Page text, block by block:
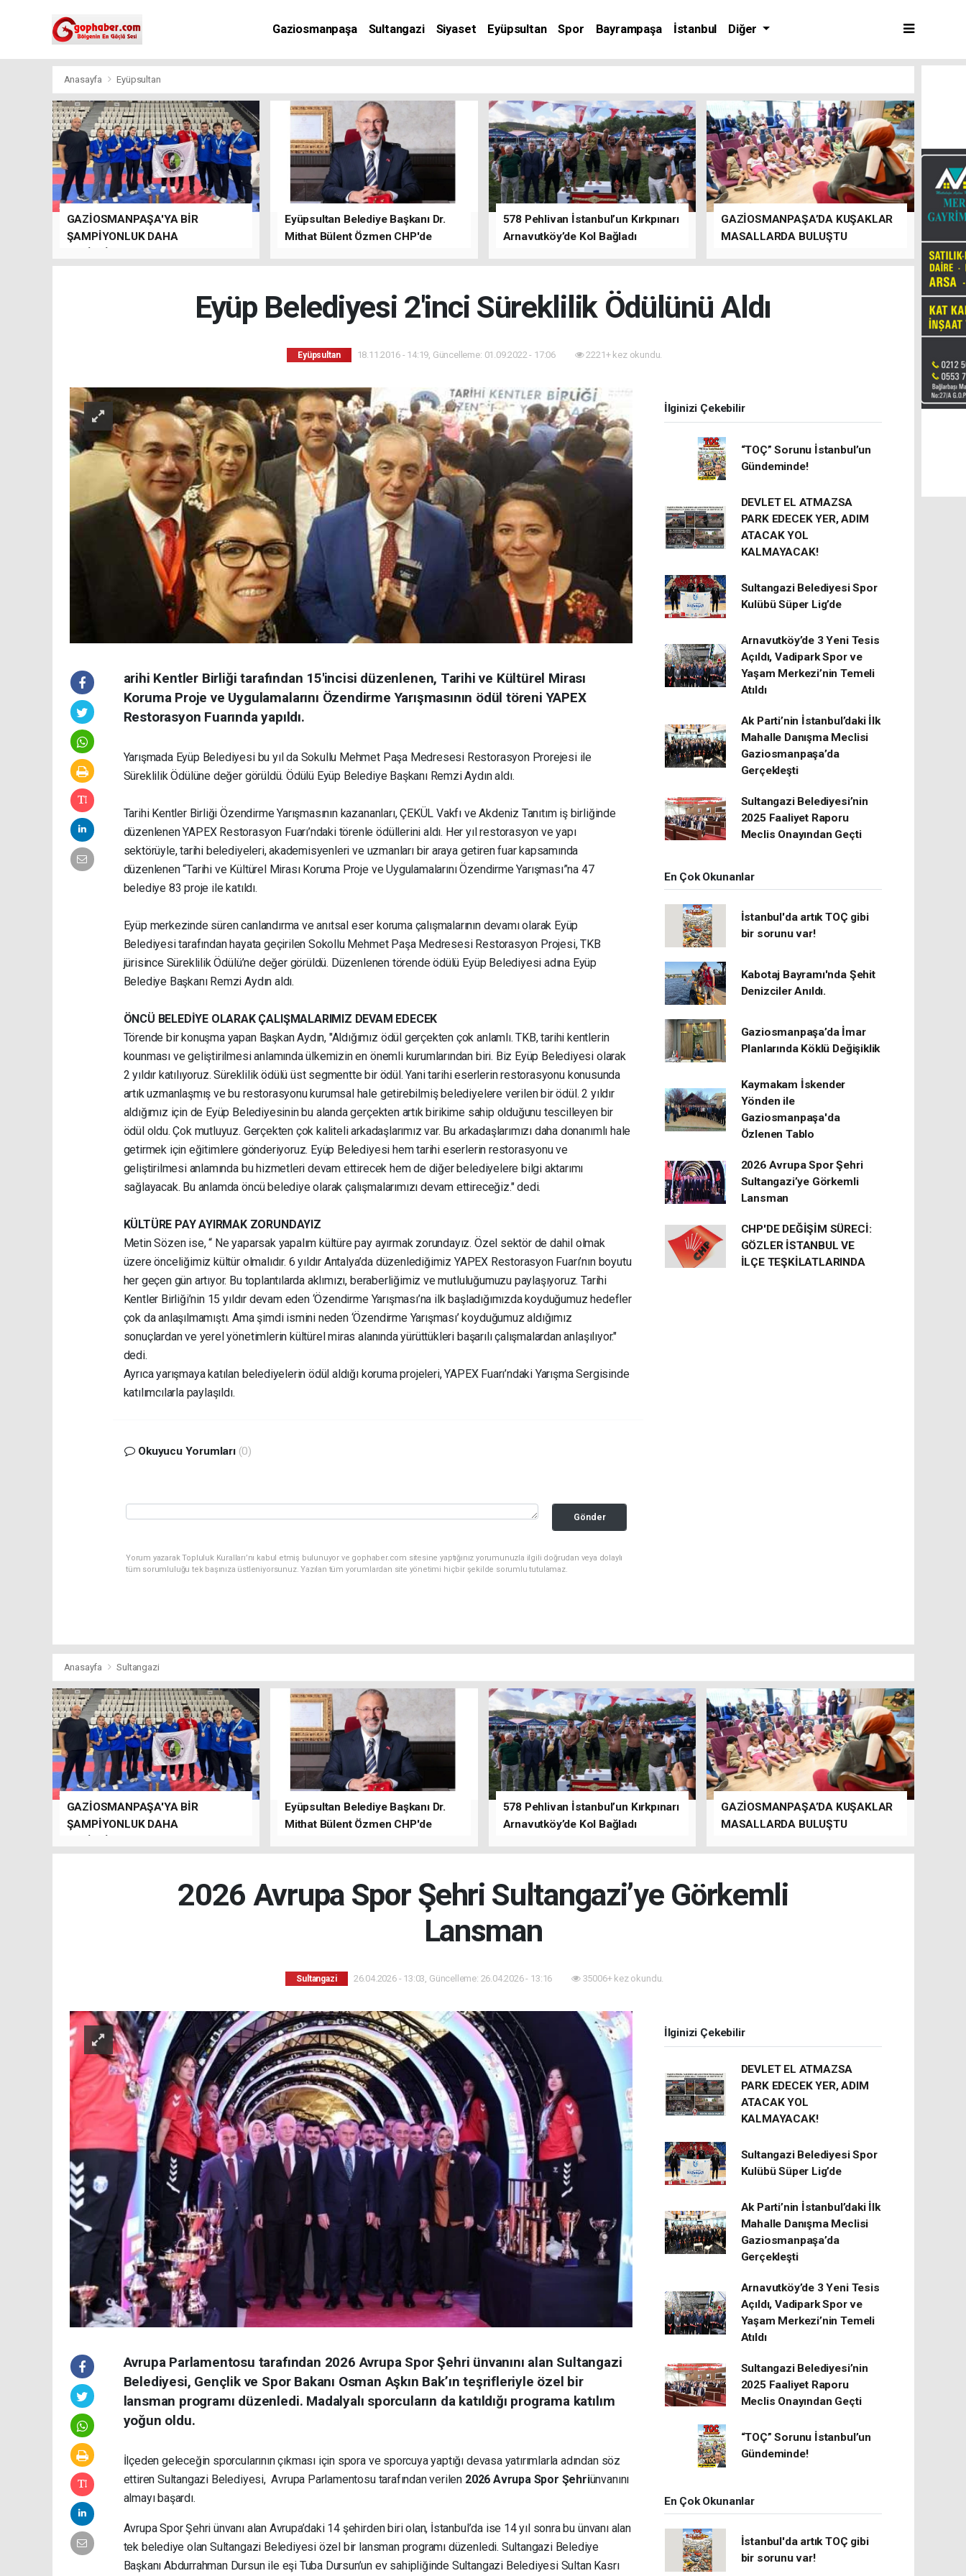
Gaziosmanpaşa Sultangazi Siyaset Eyüpsultan Spor Bayrampaşa İstanbul Diğer
Anasayfa Eyüpsultan
GAZİOSMANPAŞA'YA BİR
ŞAMPİYONLUK DAHA
Eyüpsultan Belediye Başkanı Dr.
Mithat Bülent Özmen CHP'de
578 Pehlivan İstanbul’un Kırkpınarı
Arnavutköy’de Kol Bağladı
GAZİOSMANPAŞA’DA KUŞAKLAR
MASALLARDA BULUŞTU
Eyüp Belediyesi 2'inci Süreklilik Ödülünü Aldı
Eyüpsultan 18.11.2016 - 14:19, Güncelleme: 01.09.2022 - 17:06 2221+ kez okundu.
arihi Kentler Birliği tarafından 15'incisi düzenlenen, Tarihi ve Kültürel Mirası
Koruma Proje ve Uygulamalarını Özendirme Yarışmasının ödül töreni YAPEX
Restorasyon Fuarında yapıldı.
Yarışmada Eyüp Belediyesi bu yıl da Sokullu Mehmet Paşa Medresesi Restorasyon Prorejesi ile
Süreklilik Ödülüne değer görüldü. Ödülü Eyüp Belediye Başkanı Remzi Aydın aldı.
Tarihi Kentler Birliği Özendirme Yarışmasının kazananları, ÇEKÜL Vakfı ve Akdeniz Tanıtım iş birliğinde
düzenlenen YAPEX Restorasyon Fuarı’ndaki törenle ödüllerini aldı. Her yıl restorasyon ve yapı
sektörüyle, tarihi belediyeleri, akademisyenleri ve uzmanları bir araya getiren fuar kapsamında
düzenlenen “Tarihi ve Kültürel Mirası Koruma Proje ve Uygulamalarını Özendirme Yarışması”na 47
belediye 83 proje ile katıldı.
Eyüp merkezinde süren canlandırma ve anıtsal eser koruma çalışmalarının devamı olarak Eyüp
Belediyesi tarafından hayata geçirilen Sokollu Mehmet Paşa Medresesi Restorasyon Projesi, TKB
jürisince Süreklilik Ödülü’ne değer görüldü. Düzenlenen törende ödülü Eyüp Belediyesi adına Eyüp
Belediye Başkanı Remzi Aydın aldı.
ÖNCÜ BELEDİYE OLARAK ÇALIŞMALARIMIZ DEVAM EDECEK
Törende bir konuşma yapan Başkan Aydın, "Aldığımız ödül gerçekten çok anlamlı. TKB, tarihi kentlerin
kounması ve geliştirilmesi anlamında ülkemizin en önemli kurumlarından biri. Biz Eyüp Belediyesi olarak
2 yıldır katılıyoruz. Süreklilik ödülü üst segmentte bir ödül. Yani tarihi eserlerin restorasyonu konusunda
artık uzmanlaşmış ve bu restorasyonu kurumsal hale getirebilmiş belediyelere verilen bir ödül. 2 yıldır
aldığımız için de Eyüp Belediyesinin bu alanda gerçekten artık birikime sahip olduğunu tescilleyen bir
ödül oldu. Çok mutluyuz. Gerçekten çok kaliteli arkadaşlarımız var. Bu arkadaşlarımızı daha donanımlı hale
getirmek için eğitimlere gönderiyoruz. Eyüp Belediyesi hem tarihi eserlerin restorasyonu ve
geliştirilmesi anlamında bu hizmetleri devam ettirecek hem de diğer belediyelere bilgi aktarımı
sağlayacak. Bu anlamda öncü belediye olarak çalışmalarımızı devam ettireceğiz." dedi.
KÜLTÜRE PAY AYIRMAK ZORUNDAYIZ
Metin Sözen ise, “ Ne yaparsak yapalım kültüre pay ayırmak zorundayız. Özel sektör de dahil olmak
üzere önceliğimiz kültür olmalıdır. 6 yıldır Antalya’da düzenlediğimiz YAPEX Restorasyon Fuarı’nın boyutu
her geçen gün artıyor. Bu toplantılarda aklımızı, beraberliğimiz ve mutluluğumuzu paylaşıyoruz. Tarihi
Kentler Birliği’nin 15 yıldır devam eden ‘Özendirme Yarışması’na ilk başladığımızda koyduğumuz hedefler
çok da anlaşılmamıştı. Ama şimdi ismini neden ‘Özendirme Yarışması’ koyduğumuz aldığımız
sonuçlardan ve yerel yönetimlerin kültürel miras alanında yürüttükleri başarılı çalışmalardan anlaşılıyor."
dedi.
Ayrıca yarışmaya katılan belediyelerin ödül aldığı koruma projeleri, YAPEX Fuarı’ndaki Yarışma Sergisinde
katılımcılarla paylaşıldı.
Okuyucu Yorumları (0)
Gönder
Yorum yazarak Topluluk Kuralları’nı kabul etmiş bulunuyor ve gophaber.com sitesine yaptığınız yorumunuzla ilgili doğrudan veya dolaylı
tüm sorumluluğu tek başınıza üstleniyorsunuz. Yazılan tüm yorumlardan site yönetimi hiçbir şekilde sorumlu tutulamaz.
İlginizi Çekebilir
“TOÇ” Sorunu İstanbul’un
Gündeminde!
DEVLET EL ATMAZSA
PARK EDECEK YER, ADIM
ATACAK YOL
KALMAYACAK!
Sultangazi Belediyesi Spor
Kulübü Süper Lig’de
Arnavutköy’de 3 Yeni Tesis
Açıldı, Vadipark Spor ve
Yaşam Merkezi’nin Temeli
Atıldı
Ak Parti’nin İstanbul’daki İlk
Mahalle Danışma Meclisi
Gaziosmanpaşa’da
Gerçekleşti
Sultangazi Belediyesi’nin
2025 Faaliyet Raporu
Meclis Onayından Geçti
En Çok Okunanlar
İstanbul'da artık TOÇ gibi
bir sorunu var!
Kabotaj Bayramı'nda Şehit
Denizciler Anıldı.
Gaziosmanpaşa’da İmar
Planlarında Köklü Değişiklik
Kaymakam İskender
Yönden ile
Gaziosmanpaşa'da
Özlenen Tablo
2026 Avrupa Spor Şehri
Sultangazi’ye Görkemli
Lansman
CHP'DE DEĞİŞİM SÜRECİ:
GÖZLER İSTANBUL VE
İLÇE TEŞKİLATLARINDA
Anasayfa Sultangazi
GAZİOSMANPAŞA'YA BİR
ŞAMPİYONLUK DAHA
Eyüpsultan Belediye Başkanı Dr.
Mithat Bülent Özmen CHP'de
578 Pehlivan İstanbul’un Kırkpınarı
Arnavutköy’de Kol Bağladı
GAZİOSMANPAŞA’DA KUŞAKLAR
MASALLARDA BULUŞTU
2026 Avrupa Spor Şehri Sultangazi’ye Görkemli
Lansman
Sultangazi 26.04.2026 - 13:03, Güncelleme: 26.04.2026 - 13:16 35006+ kez okundu.
Avrupa Parlamentosu tarafından 2026 Avrupa Spor Şehri ünvanını alan Sultangazi
Belediyesi, Gençlik ve Spor Bakanı Osman Aşkın Bak’ın teşrifleriyle özel bir
lansman programı düzenledi. Madalyalı sporcuların da katıldığı programa katılım
yoğun oldu.
İlçeden geleceğin sporcularının çıkması için spora ve sporcuya yaptığı devasa yatırımlarla adından söz
ettiren Sultangazi Belediyesi, Avrupa Parlamentosu tarafından verilen 2026 Avrupa Spor Şehriünvanını
almayı başardı.
Avrupa Spor Şehri ünvanı alan Avrupa’daki 14 şehirden biri olan, İstanbul’da ise 14 yıl sonra bu ünvanı alan
tek belediye olan Sultangazi Belediyesi özel bir lansman programı düzenledi. Sultangazi Belediye
Başkanı Abdurrahman Dursun ile eşi Tuba Dursun’un ev sahipliğinde Sultangazi Belediyesi Sultan Kasrı
İlginizi Çekebilir
DEVLET EL ATMAZSA
PARK EDECEK YER, ADIM
ATACAK YOL
KALMAYACAK!
Sultangazi Belediyesi Spor
Kulübü Süper Lig’de
Ak Parti’nin İstanbul’daki İlk
Mahalle Danışma Meclisi
Gaziosmanpaşa’da
Gerçekleşti
Arnavutköy’de 3 Yeni Tesis
Açıldı, Vadipark Spor ve
Yaşam Merkezi’nin Temeli
Atıldı
Sultangazi Belediyesi’nin
2025 Faaliyet Raporu
Meclis Onayından Geçti
“TOÇ” Sorunu İstanbul’un
Gündeminde!
En Çok Okunanlar
İstanbul'da artık TOÇ gibi
bir sorunu var!